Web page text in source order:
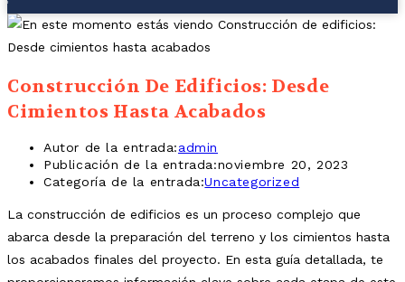
Construcción De Edificios: Desde
Cimientos Hasta Acabados
Autor de la entrada:admin
Publicación de la entrada:noviembre 20, 2023
Categoría de la entrada:Uncategorized
La construcción de edificios es un proceso complejo que
abarca desde la preparación del terreno y los cimientos hasta
los acabados finales del proyecto. En esta guía detallada, te